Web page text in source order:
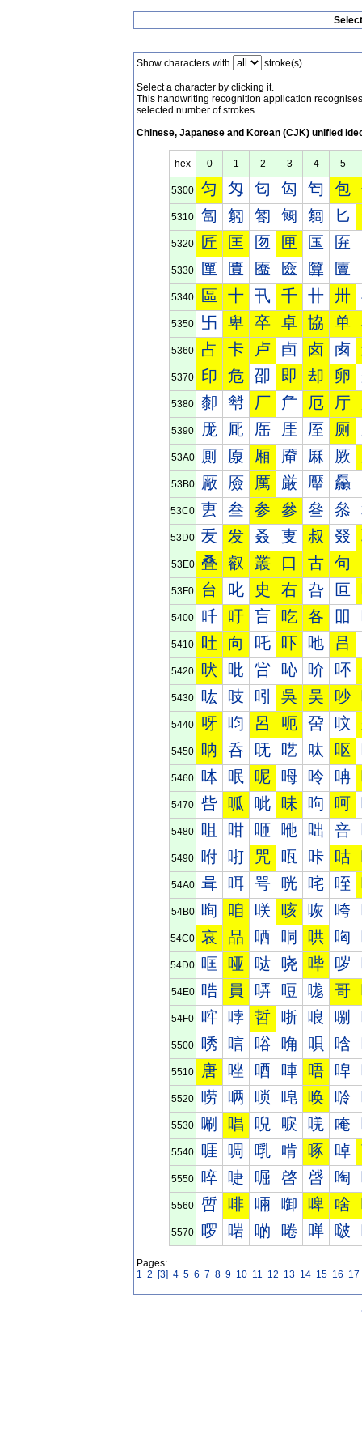
Show characters with stroke(s).
Select a character by clicking it.
This handwriting recognition application
selected number of strokes.
Chinese, Japanese and Korean (CJK) unified
hex 0 1 2 3 4 5
5300 匀 匁 匂 匃 匄 包
5310 匐 匑 匒 匓 匔 匕
5320 匠 匡 匢 匣 匤 匥
5330 匰 匱 匲 匳 匴 匵
5340 區 十 卂 千 卄 卅
5350 卐 卑 卒 卓 協 单
5360 占 卡 卢 卣 卤 卥
5370 印 危 卲 即 却 卵
5380 厀 厁 厂 厃 厄 厅
5390 厐 厑 厒 厓 厔 厕
53A0 厠 厡 厢 厣 厤 厥
53B0 厰 厱 厲 厳 厴 厵
53C0 叀 叁 参 參 叄 叅
53D0 叐 发 叒 叓 叔 叕
53E0 叠 叡 叢 口 古 句
53F0 台 叱 史 右 叴 叵
5400 吀 吁 吂 吃 各 吅
5410 吐 向 吒 吓 吔 吕
5420 吠 吡 吢 吣 吤 吥
5430 吰 吱 吲 吳 吴 吵
5440 呀 呁 呂 呃 呄 呅
5450 呐 呑 呒 呓 呔 呕
5460 呠 呡 呢 呣 呤 呥
5470 呰 呱 呲 味 呴 呵
5480 咀 咁 咂 咃 咄 咅
5490 咐 咑 咒 咓 咔 咕
54A0 咠 咡 咢 咣 咤 咥
54B0 咰 咱 咲 咳 咴 咵
54C0 哀 品 哂 哃 哄 哅
54D0 哐 哑 哒 哓 哔 哕
54E0 哠 員 哢 哣 哤 哥
54F0 哰 哱 哲 哳 哴 哵
5500 唀 唁 唂 唃 唄 唅
5510 唐 唑 唒 唓 唔 唕
5520 唠 唡 唢 唣 唤 唥
5530 唰 唱 唲 唳 唴 唵
5540 啀 啁 啂 啃 啄 啅
5550 啐 啑 啒 啓 啔 啕
5560 啠 啡 啢 啣 啤 啥
5570 啰 啱 啲 啳 啴 啵
Pages:
1 2 [3] 4 5 6 7 8 9 10 11 12 13 14 15 16 17